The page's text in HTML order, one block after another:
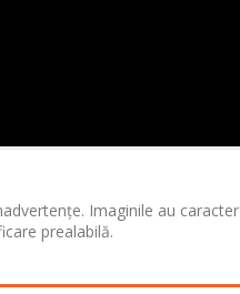
Imaginile au caracter
prealabilă.